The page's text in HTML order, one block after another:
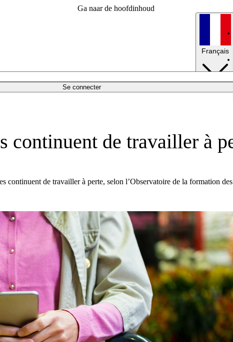
Ga naar de hoofdinhoud
Se connecter
Français
continuent de travailler à
de travailler à perte, selon l’Observatoire de la formation